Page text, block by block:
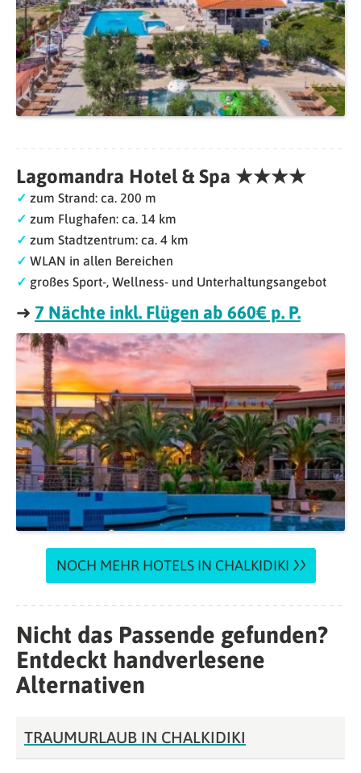
Lagomandra Hotel & Spa ★★★★
✓ zum Strand: ca. 200 m
✓ zum Flughafen: ca. 14 km
✓ zum Stadtzentrum: ca. 4 km
✓ WLAN in allen Bereichen
✓ großes Sport-, Wellness- und Unterhaltungsangebot
➜ 7 Nächte inkl. Flügen ab 660€ p. P.
NOCH MEHR HOTELS IN CHALKIDIKI
Nicht das Passende gefunden?
Entdeckt handverlesene
Alternativen
TRAUMURLAUB IN CHALKIDIKI